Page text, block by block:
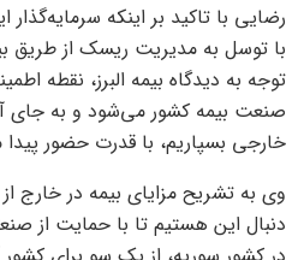
رضایی با تاکید بر اینکه
با توسل به مدیریت ریسک از طریق
توجه به دیدگاه بیمه البرز، نقطه
صنعت بیمه کشور می‌شود و به جای
خارجی بسپاریم، با قدرت حضور
وی به تشریح مزایای بیمه در خارج
دنبال این هستیم تا با حمایت از